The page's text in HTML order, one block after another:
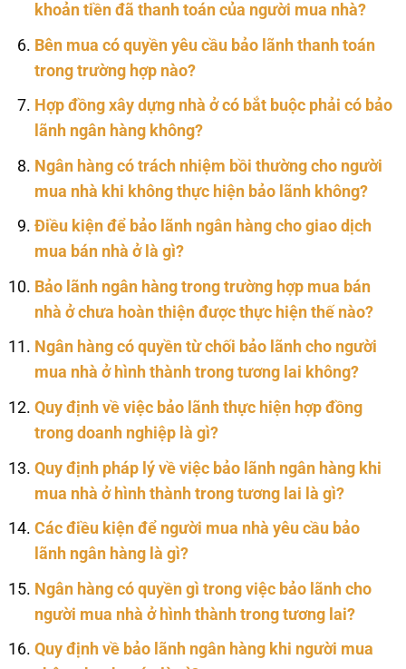
khoản tiền đã thanh toán của người mua nhà?
Bên mua có quyền yêu cầu bảo lãnh thanh toán
trong trường hợp nào?
Hợp đồng xây dựng nhà ở có bắt buộc phải có bảo
lãnh ngân hàng không?
Ngân hàng có trách nhiệm bồi thường cho người
mua nhà khi không thực hiện bảo lãnh không?
Điều kiện để bảo lãnh ngân hàng cho giao dịch
mua bán nhà ở là gì?
Bảo lãnh ngân hàng trong trường hợp mua bán
nhà ở chưa hoàn thiện được thực hiện thế nào?
Ngân hàng có quyền từ chối bảo lãnh cho người
mua nhà ở hình thành trong tương lai không?
Quy định về việc bảo lãnh thực hiện hợp đồng
trong doanh nghiệp là gì?
Quy định pháp lý về việc bảo lãnh ngân hàng khi
mua nhà ở hình thành trong tương lai là gì?
Các điều kiện để người mua nhà yêu cầu bảo
lãnh ngân hàng là gì?
Ngân hàng có quyền gì trong việc bảo lãnh cho
người mua nhà ở hình thành trong tương lai?
Quy định về bảo lãnh ngân hàng khi người mua